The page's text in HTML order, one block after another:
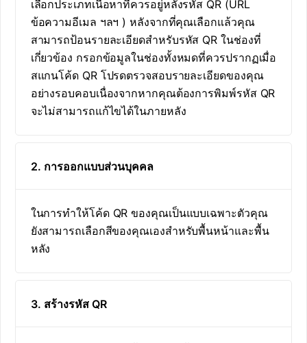
เลือกประเภทเนื้อหาที่ควรอยู่หลังรหัส QR (URL
ข้อความอีเมล ฯลฯ ) หลังจากที่คุณเลือกแล้วคุณ
สามารถป้อนรายละเอียดสำหรับรหัส QR ในช่องที่
เกี่ยวข้อง กรอกข้อมูลในช่องทั้งหมดที่ควรปรากฏเมื่อ
สแกนโค้ด QR โปรดตรวจสอบรายละเอียดของคุณ
อย่างรอบคอบเนื่องจากหากคุณต้องการพิมพ์รหัส QR
จะไม่สามารถแก้ไขได้ในภายหลัง
2. การออกแบบส่วนบุคคล
ในการทำให้โค้ด QR ของคุณเป็นแบบเฉพาะตัวคุณ
ยังสามารถเลือกสีของคุณเองสำหรับพื้นหน้าและพื้น
หลัง
3. สร้างรหัส QR